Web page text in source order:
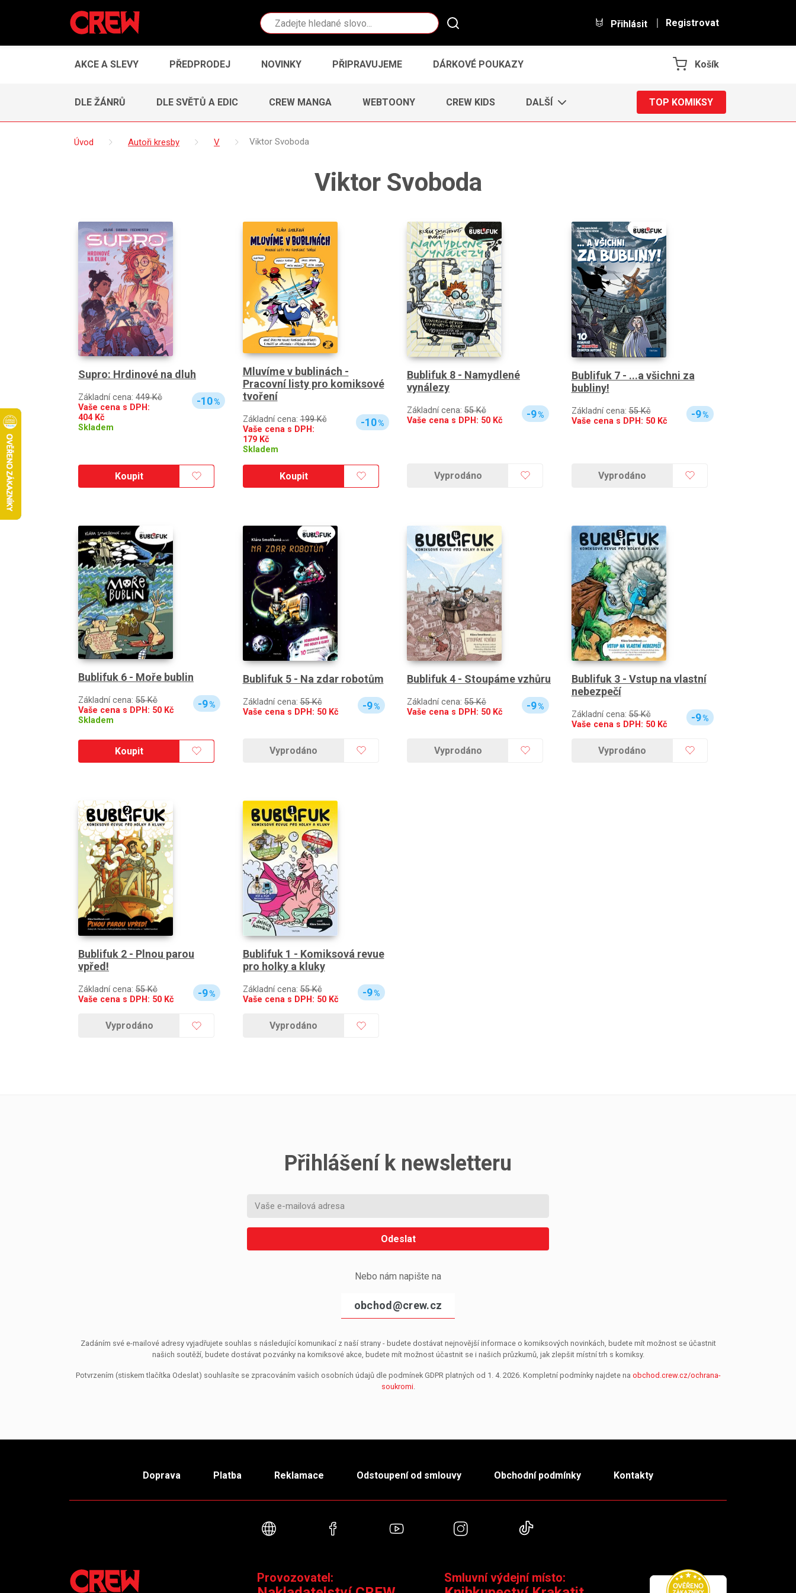
Vyhledávání Přihlásit Registrovat
AKCE A SLEVY PŘEDPRODEJ NOVINKY PŘIPRAVUJEME DÁRKOVÉ POUKAZY Košík
DLE ŽÁNRŮ DLE SVĚTŮ A EDIC CREW MANGA WEBTOONY CREW KIDS DALŠÍ TOP KOMIKSY
Úvod Autoři kresby V Viktor Svoboda
Viktor Svoboda
Supro: Hrdinové na dluh
Základní cena: 449 Kč
Vaše cena s DPH:
404Kč
Skladem
-10%
Koupit
Mluvíme v bublinách -
Pracovní listy pro komiksové
tvoření
Základní cena:199 Kč
Vaše cena s DPH:
179Kč
Skladem
-10%
Koupit
Bublifuk 8 - Namydlené
vynálezy
Základní cena: 55 Kč
Vaše cena s DPH: 50 Kč
-9%
Vyprodáno
Bublifuk 7 - ...a všichni za
bubliny!
Základní cena:55 Kč
Vaše cena s DPH: 50Kč
-9%
Vyprodáno
Bublifuk 6 - Moře bublin
Základní cena: 55 Kč
Vaše cena s DPH: 50 Kč
Skladem
-9%
Koupit
Bublifuk 5 - Na zdar robotům
Základní cena:55 Kč
Vaše cena s DPH: 50Kč
-9%
Vyprodáno
Bublifuk 4 - Stoupáme vzhůru
Základní cena: 55 Kč
Vaše cena s DPH: 50 Kč
-9%
Vyprodáno
Bublifuk 3 - Vstup na vlastní
nebezpečí
Základní cena:55 Kč
Vaše cena s DPH: 50Kč
-9%
Vyprodáno
Bublifuk 2 - Plnou parou
vpřed!
Základní cena: 55 Kč
Vaše cena s DPH: 50 Kč
-9%
Vyprodáno
Bublifuk 1 - Komiksová revue
pro holky a kluky
Základní cena:55 Kč
Vaše cena s DPH: 50Kč
-9%
Vyprodáno
Přihlášení k newsletteru
Odeslat
Nebo nám napište na
obchod@crew.cz
Zadáním své e-mailové adresy vyjadřujete souhlas s následující komunikací z naší strany - budete dostávat nejnovější informace o komiksových novinkách, budete mít možnost se účastnit
našich soutěží, budete dostávat pozvánky na komiksové akce, budete mít možnost účastnit se i našich průzkumů, jak zlepšit místní trh s komiksy.
Potvrzením (stiskem tlačítka Odeslat) souhlasíte se zpracováním vašich osobních údajů dle podmínek GDPR platných od 1. 4. 2026. Kompletní podmínky najdete na obchod.crew.cz/ochrana-
soukromi.
Doprava Platba Reklamace Odstoupení od smlouvy Obchodní podmínky Kontakty
Webové stránkyFacebookYouTube Instagram
Provozovatel: Smluvní výdejní místo: